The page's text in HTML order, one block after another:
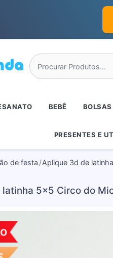
BEBÊ
PRESENTES E
de festa Aplique 3d de
5x5 Circo do